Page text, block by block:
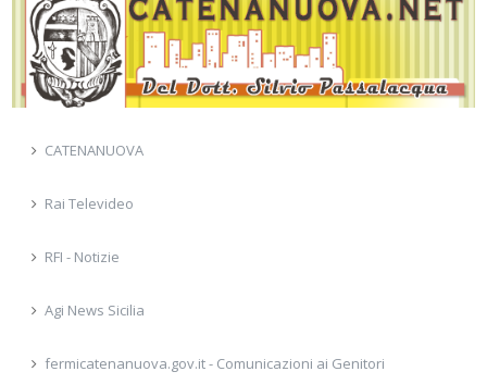
CATENANUOVA
Rai Televideo
RFI - Notizie
Agi News Sicilia
fermicatenanuova.gov.it - Comunicazioni ai Genitori